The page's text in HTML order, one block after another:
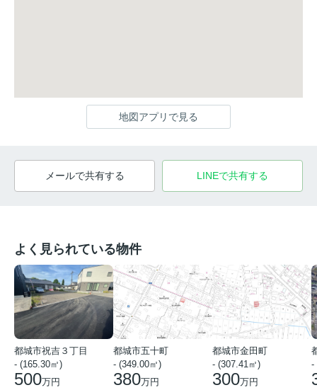
地図アプリで見る
メールで共有する LINEで共有する
よく見られている物件
都城市祝吉３丁目
- (165.30㎡)
500万円
都城市五十町
- (349.00㎡)
380万円
都城市金田町
- (307.41㎡)
300万円
-